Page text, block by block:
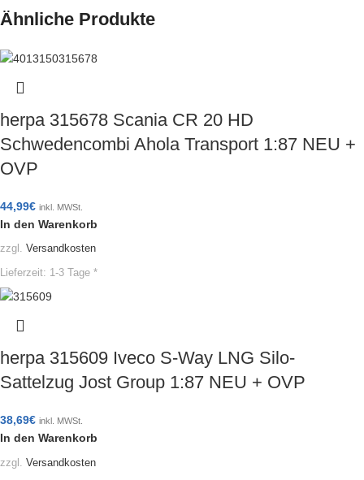
Ähnliche Produkte
herpa 315678 Scania CR 20 HD
Schwedencombi Ahola Transport 1:87 NEU +
OVP
44,99€ inkl. MWSt.
In den Warenkorb
zzgl. Versandkosten
Lieferzeit: 1-3 Tage *
herpa 315609 Iveco S-Way LNG Silo-
Sattelzug Jost Group 1:87 NEU + OVP
38,69€ inkl. MWSt.
In den Warenkorb
zzgl. Versandkosten